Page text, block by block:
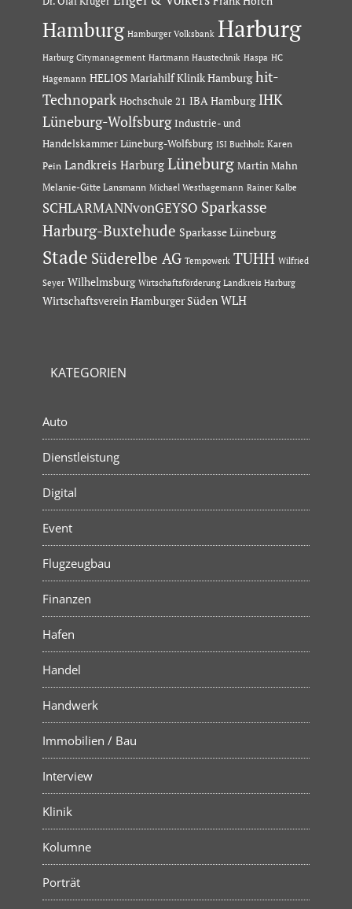
Hamburg Hamburger Volksbank Harburg
Harburg Citymanagement Hartmann Haustechnik Haspa HC
Hagemann HELIOS Mariahilf Klinik Hamburg hit-
Technopark Hochschule 21 IBA Hamburg IHK
Lüneburg-Wolfsburg Industrie- und
Handelskammer Lüneburg-Wolfsburg ISI Buchholz Karen
Pein Landkreis Harburg Lüneburg Martin Mahn
Melanie-Gitte Lansmann Michael Westhagemann Rainer Kalbe
SCHLARMANNvonGEYSO Sparkasse
Harburg-Buxtehude Sparkasse Lüneburg
Stade Süderelbe AG Tempowerk TUHH Wilfried
Seyer Wilhelmsburg Wirtschaftsförderung Landkreis Harburg
Wirtschaftsverein Hamburger Süden WLH
KATEGORIEN
Auto
Dienstleistung
Digital
Event
Flugzeugbau
Finanzen
Hafen
Handel
Handwerk
Immobilien / Bau
Interview
Klinik
Kolumne
Porträt